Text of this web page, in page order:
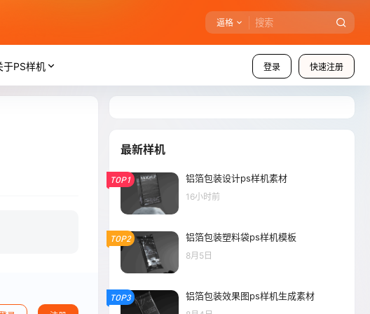
逼格
登录 快速注册
于PS样机
最新样机
TOP1 铝箔包装设计ps样机素材
16小时前
TOP2 铝箔包装塑料袋ps样机模板
8月5日
TOP3 铝箔包装效果图ps样机生成素材